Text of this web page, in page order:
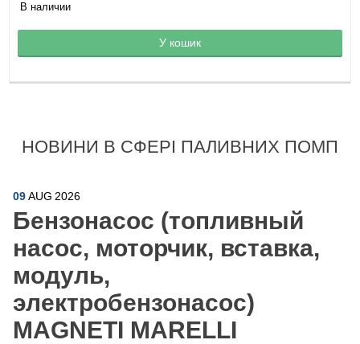
Товар в корзине
В наличии
У кошик
НОВИНИ В СФЕРІ ПАЛИВНИХ ПОМП
09AUG 2026
Бензонасос (топливный
насос, моторчик, вставка,
модуль,
электробензонасос)
MAGNETI MARELLI